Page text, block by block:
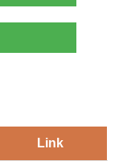
Link